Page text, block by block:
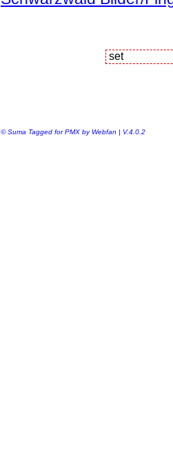
© Suma Tagged for PMX by Webfan | V.4.0.2